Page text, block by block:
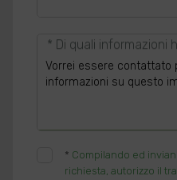
* Di quali informazioni
* Compilando ed
richiesta, autorizzo il